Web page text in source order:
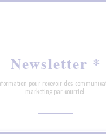
Newsletter *
pour recevoir des
marketing par courriel.